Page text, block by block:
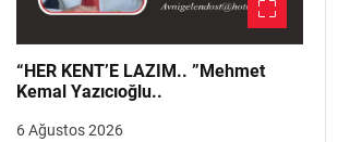
“HER KENT’E LAZIM.. ”Mehmet
Kemal Yazıcıoğlu..
6 Ağustos 2026